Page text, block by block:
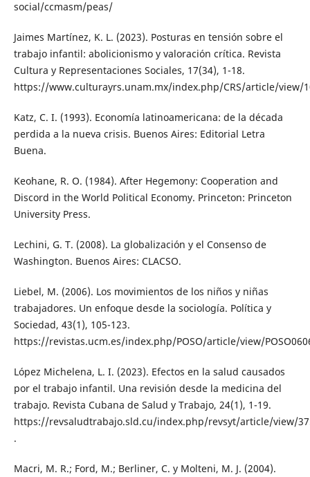
social/ccmasm/peas/
Jaimes Martínez, K. L. (2023). Posturas en tensión sobre el
trabajo infantil: abolicionismo y valoración crítica. Revista
Cultura y Representaciones Sociales, 17(34), 1-18.
https://www.culturayrs.unam.mx/index.php/CRS/article/view/
Katz, C. I. (1993). Economía latinoamericana: de la década
perdida a la nueva crisis. Buenos Aires: Editorial Letra
Buena.
Keohane, R. O. (1984). After Hegemony: Cooperation and
Discord in the World Political Economy. Princeton: Princeton
University Press.
Lechini, G. T. (2008). La globalización y el Consenso de
Washington. Buenos Aires: CLACSO.
Liebel, M. (2006). Los movimientos de los niños y niñas
trabajadores. Un enfoque desde la sociología. Política y
Sociedad, 43(1), 105-123.
https://revistas.ucm.es/index.php/POSO/article/view/
López Michelena, L. I. (2023). Efectos en la salud causados
por el trabajo infantil. Una revisión desde la medicina del
trabajo. Revista Cubana de Salud y Trabajo, 24(1), 1-19.
https://revsaludtrabajo.sld.cu/index.php/revsyt/article/view/
.
Macri, M. R.; Ford, M.; Berliner, C. y Molteni, M. J. (2004).